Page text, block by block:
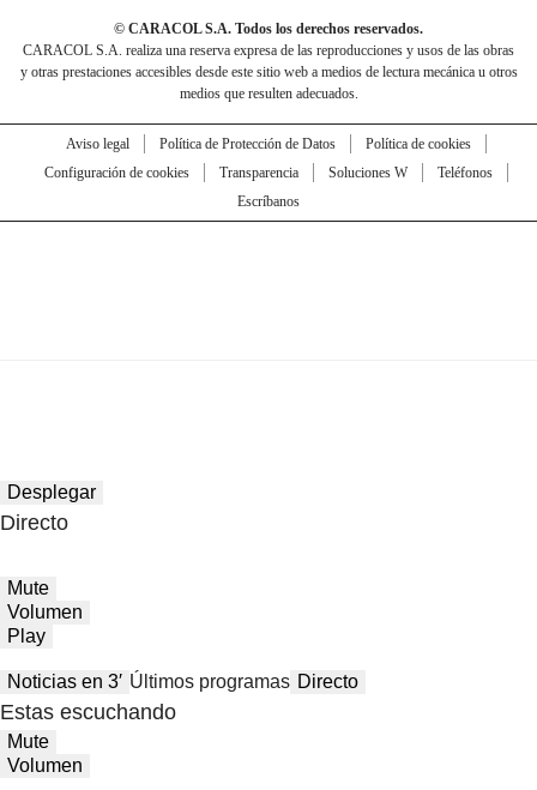
© CARACOL S.A. Todos los derechos reservados.
CARACOL S.A. realiza una reserva expresa de las reproducciones y usos de las obras
y otras prestaciones accesibles desde este sitio web a medios de lectura mecánica u otros
medios que resulten adecuados.
Aviso legal Política de Protección de Datos
Política de cookies
Configuración de cookies
Transparencia Soluciones W
Teléfonos
Escríbanos
Desplegar
Directo
Mute
Volumen
Play
Noticias en 3′ Últimos programas Directo
Estas escuchando
Mute
Volumen